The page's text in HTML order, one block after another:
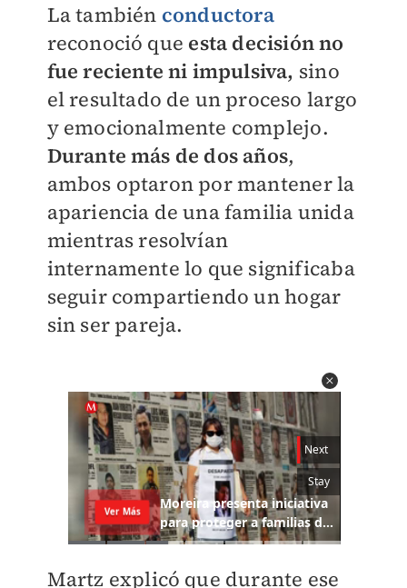
La también conductora
reconoció que esta decisión no
fue reciente ni impulsiva, sino
el resultado de un proceso largo
y emocionalmente complejo.
Durante más de dos años,
ambos optaron por mantener la
apariencia de una familia unida
mientras resolvían
internamente lo que significaba
seguir compartiendo un hogar
sin ser pareja.
Martz explicó que durante ese